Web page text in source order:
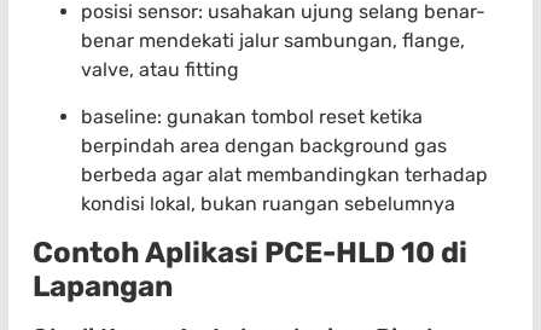
posisi sensor: usahakan ujung selang benar-
benar mendekati jalur sambungan, flange,
valve, atau fitting
baseline: gunakan tombol reset ketika
berpindah area dengan background gas
berbeda agar alat membandingkan terhadap
kondisi lokal, bukan ruangan sebelumnya
Contoh Aplikasi PCE-HLD 10 di
Lapangan